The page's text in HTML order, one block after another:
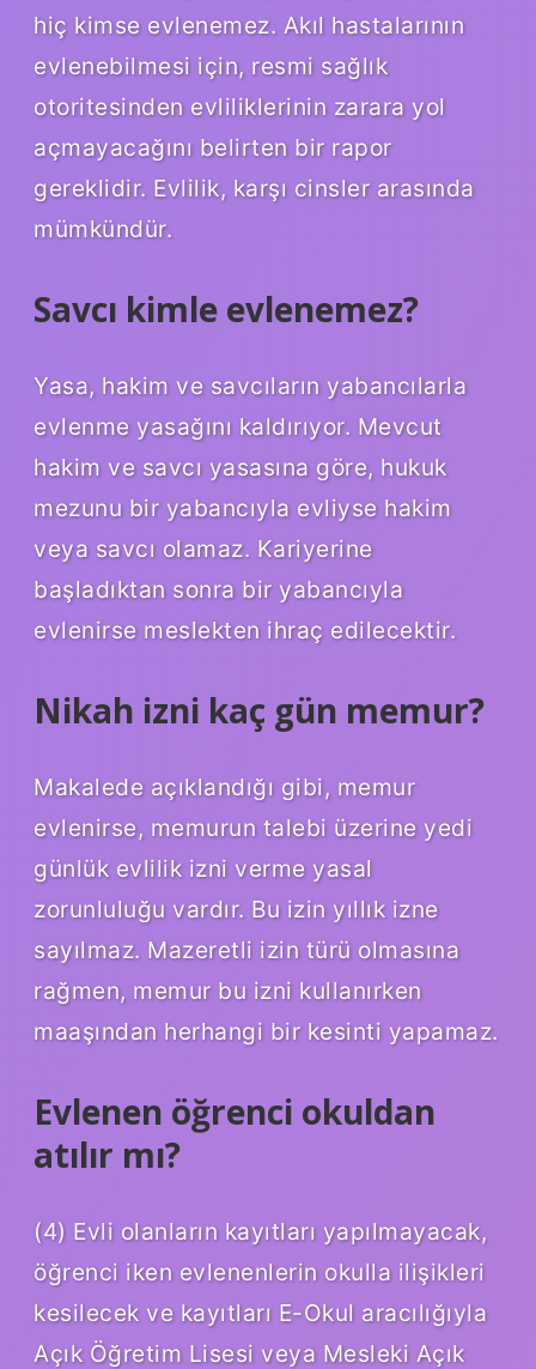
hiç kimse evlenemez. Akıl hastalarının
evlenebilmesi için, resmi sağlık
otoritesinden evliliklerinin zarara yol
açmayacağını belirten bir rapor
gereklidir. Evlilik, karşı cinsler arasında
mümkündür.
Savcı kimle evlenemez?
Yasa, hakim ve savcıların yabancılarla
evlenme yasağını kaldırıyor. Mevcut
hakim ve savcı yasasına göre, hukuk
mezunu bir yabancıyla evliyse hakim
veya savcı olamaz. Kariyerine
başladıktan sonra bir yabancıyla
evlenirse meslekten ihraç edilecektir.
Nikah izni kaç gün memur?
Makalede açıklandığı gibi, memur
evlenirse, memurun talebi üzerine yedi
günlük evlilik izni verme yasal
zorunluluğu vardır. Bu izin yıllık izne
sayılmaz. Mazeretli izin türü olmasına
rağmen, memur bu izni kullanırken
maaşından herhangi bir kesinti yapamaz.
Evlenen öğrenci okuldan
atılır mı?
(4) Evli olanların kayıtları yapılmayacak,
öğrenci iken evlenenlerin okulla ilişikleri
kesilecek ve kayıtları E-Okul aracılığıyla
Açık Öğretim Lisesi veya Mesleki Açık